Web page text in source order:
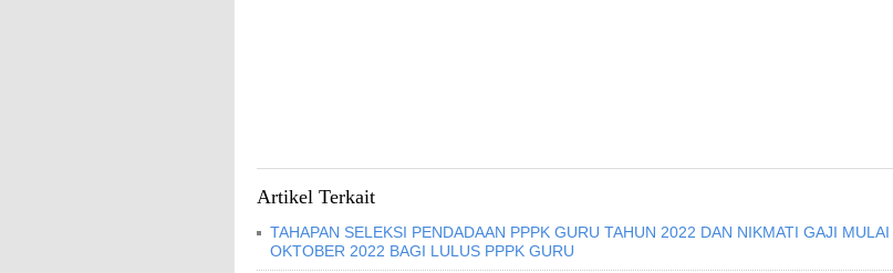
Artikel Terkait
TAHAPAN SELEKSI PENDADAAN PPPK GURU TAHUN 2022 DAN NIKMATI GAJI MULAI
OKTOBER 2022 BAGI LULUS PPPK GURU